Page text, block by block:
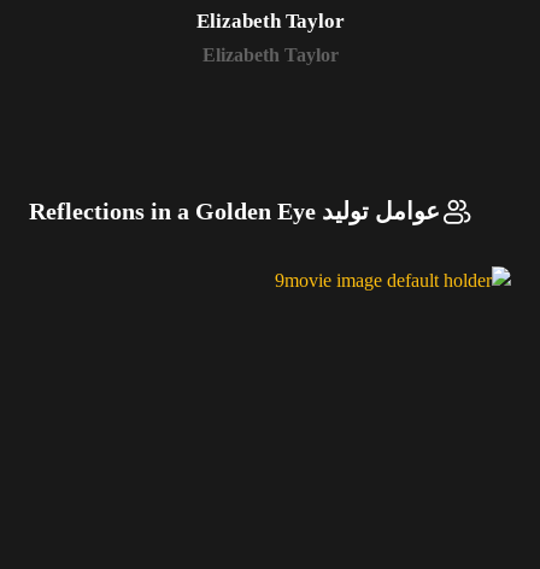
Elizabeth Taylor
Elizabeth Taylor
عوامل تولید Reflections in a Golden Eye